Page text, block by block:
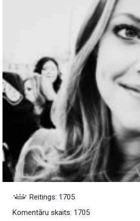
Reitings: 1705
Komentāru skaits: 1705